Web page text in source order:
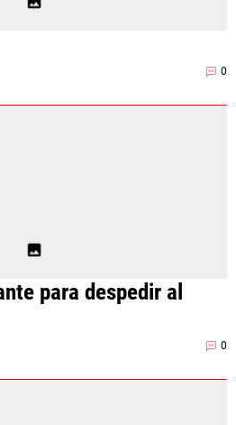
0
para despedir al
0